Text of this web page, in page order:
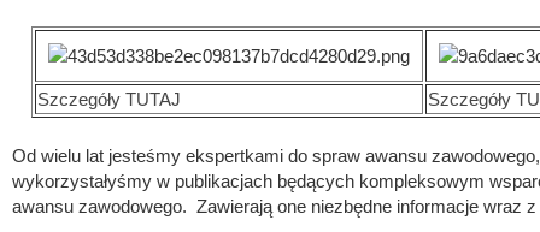
Szczegóły TUTAJ Szczegóły
Od wielu lat jesteśmy ekspertkami do spraw awansu
wykorzystałyśmy w publikacjach będących kompleksowym
awansu zawodowego. Zawierają one niezbędne informacje wraz